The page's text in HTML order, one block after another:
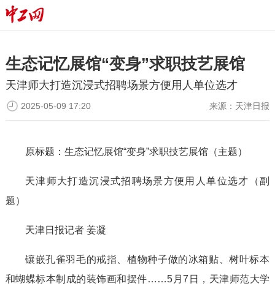
生态记忆展馆“变身”求职技艺展馆
天津师大打造沉浸式招聘场景方便用人单位选才
来源： 天津日报
2025-05-09 17:20
原标题：生态记忆展馆“变身”求职技艺展馆（主题）
天津师大打造沉浸式招聘场景方便用人单位选才（副
题）
天津日报记者 姜凝
镶嵌孔雀羽毛的戒指、植物种子做的冰箱贴、树叶标本
和蝴蝶标本制成的装饰画和摆件……5月7日，天津师范大学